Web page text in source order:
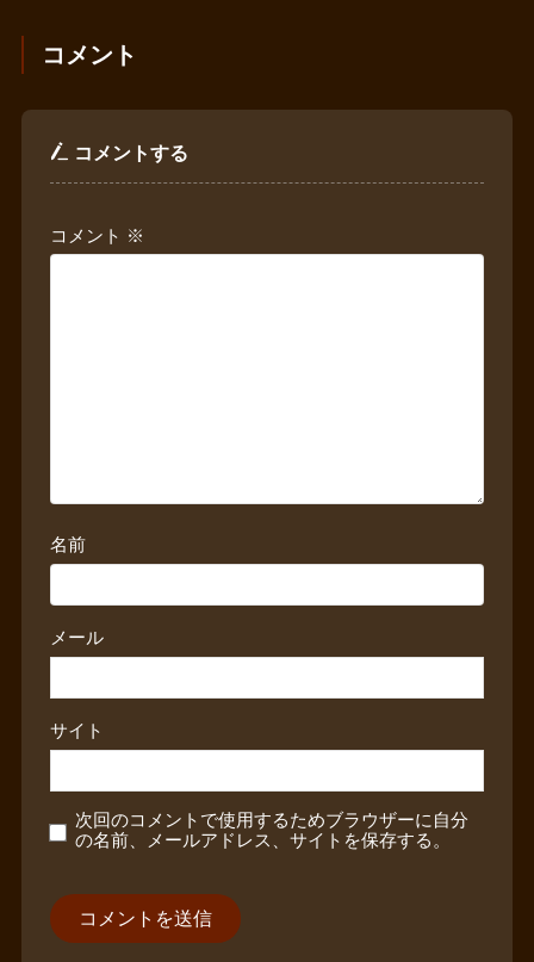
コメント
コメントする
コメント ※
名前
メール
サイト
次回のコメントで使用するためブラウザーに自分
の名前、メールアドレス、サイトを保存する。